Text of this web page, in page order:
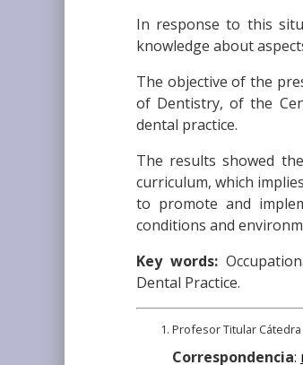
In response to this
knowledge about
The objective of the
of Dentistry, of the
dental practice.
The results showed
curriculum, which
to promote and
conditions and
Key words:
Dental Practice.
Profesor Titular
Correspondencia: